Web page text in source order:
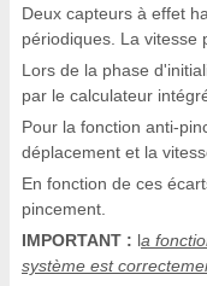
Deux capteurs à effet
périodiques. La vitesse
Lors de la phase
par le calculateur
Pour la fonction anti-
déplacement et la
En fonction de ces
pincement.
IMPORTANT : la
système est